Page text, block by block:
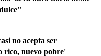
no acepta ser
rico, nuevo pobre'